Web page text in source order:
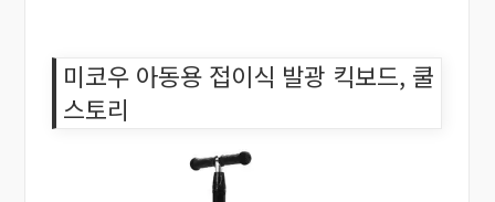
미코우 아동용 접이식 발광 킥보드, 쿨
스토리